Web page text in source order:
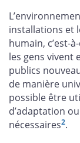
installations et
humain, c’est-
les gens vivent
publics
de manière
possible être
d’adaptation
nécessaires2.